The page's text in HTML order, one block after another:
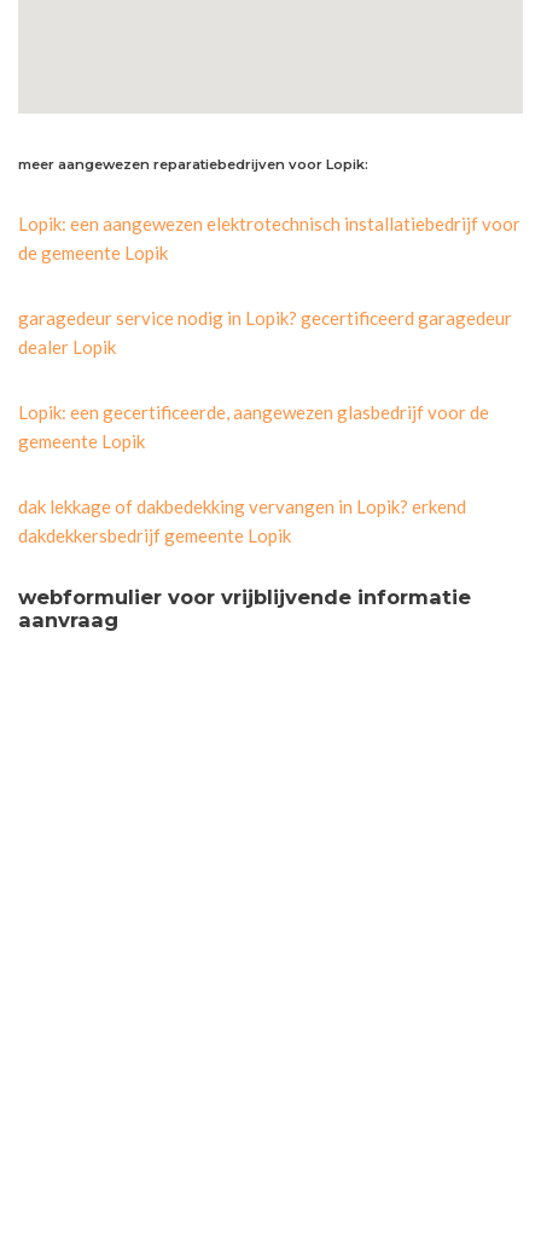
meer aangewezen reparatiebedrijven voor Lopik:
Lopik: een aangewezen elektrotechnisch installatiebedrijf voor
de gemeente Lopik
garagedeur service nodig in Lopik? gecertificeerd garagedeur
dealer Lopik
Lopik: een gecertificeerde, aangewezen glasbedrijf voor de
gemeente Lopik
dak lekkage of dakbedekking vervangen in Lopik? erkend
dakdekkersbedrijf gemeente Lopik
webformulier voor vrijblijvende informatie
aanvraag